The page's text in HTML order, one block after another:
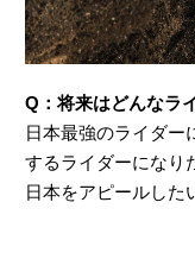
Q：将来はどんなラ
日本最強のライダー
するライダーになり
日本をアピールした